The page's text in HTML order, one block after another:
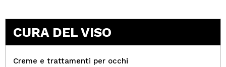
CURA DEL VISO
Creme e trattamenti per occhi